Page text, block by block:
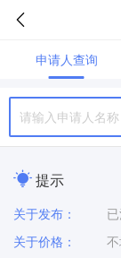
申请人查询
提示
关于发布：
关于价格：